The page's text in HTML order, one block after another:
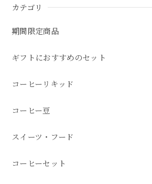
カテゴリ
期間限定商品
ギフトにおすすめのセット
コーヒーリキッド
コーヒー豆
スイーツ・フード
コーヒーセット